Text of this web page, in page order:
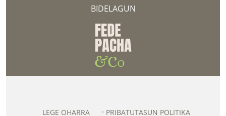
BIDELAGUN
LEGE OHARRA PRIBATUTASUN POLITIKA